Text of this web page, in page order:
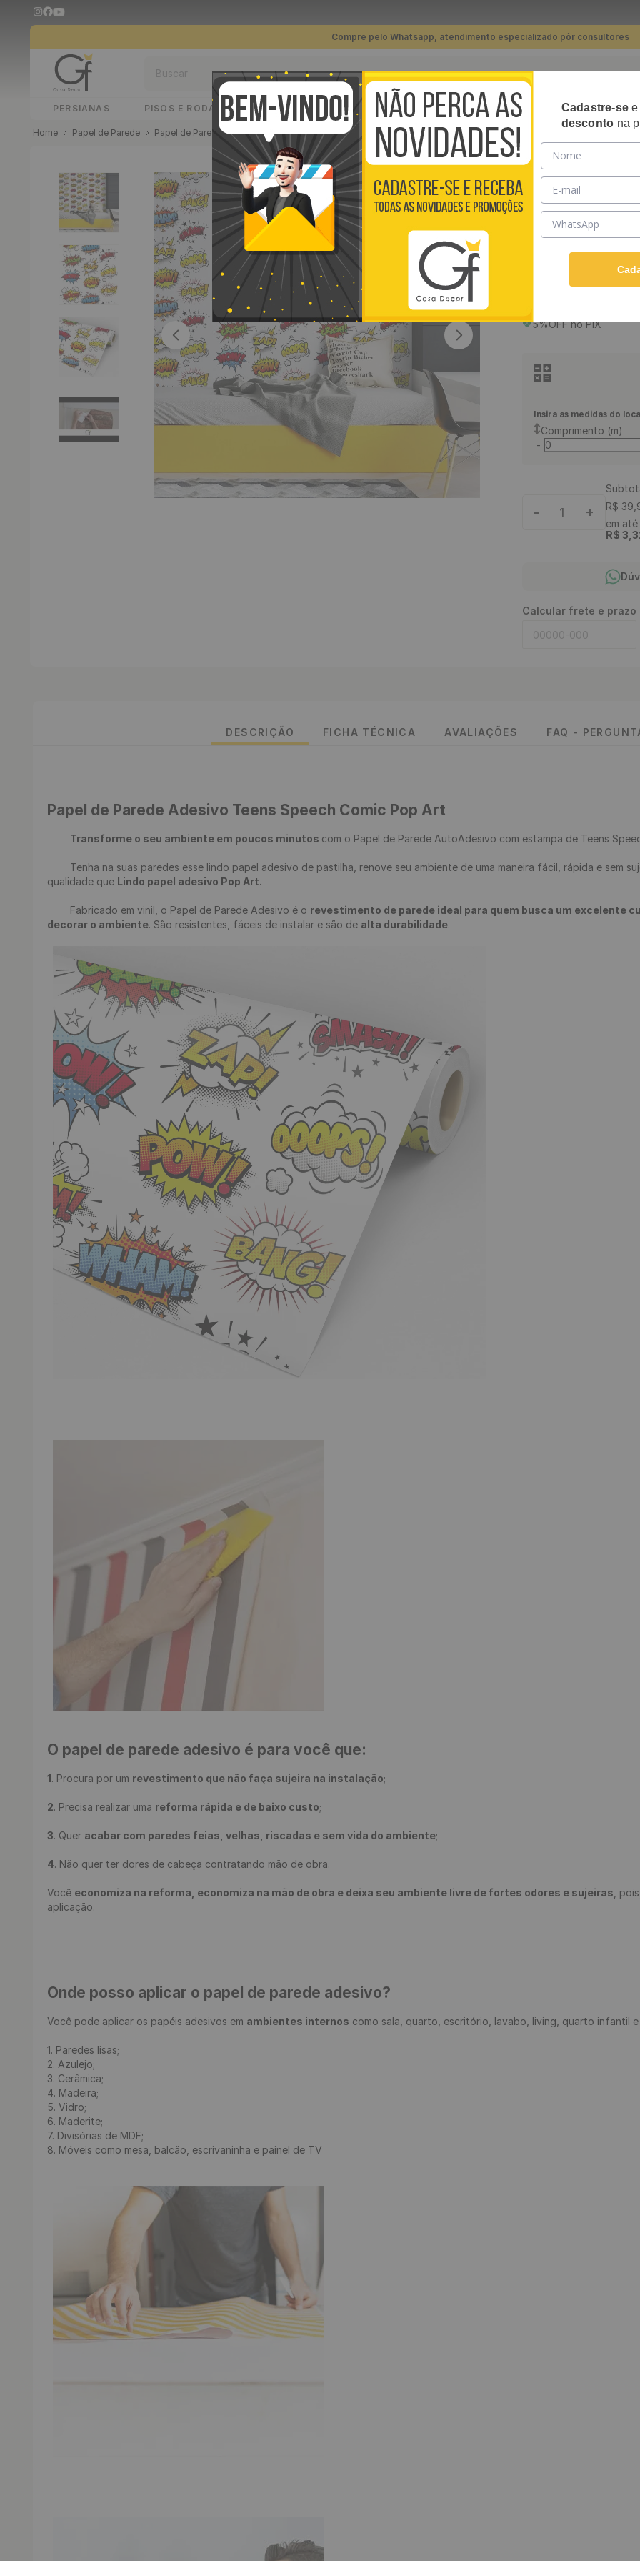
Compre pelo Whatsapp, atendimento especializado pôr consultores
PERSIANAS PISOS E RODAPÉS PAINÉIS RIPADOS PLACAS 3D PAPÉIS DE PAREDE
Papel de Parede Papel de Parede Adesivo Papel de Parede Adesivo Teens Speech Comic Pop Art - Medidas: 48 x 300 cm
PAPEL DE
ART - MEDIDAS:
Papel de Parede
Papel AutoColante e
Ver descrição completa
5%OFF no PIX
Insira as medidas do
Comprimento (m)
-
- 1 +
R$ 39
em até
R$ 3
Calcular frete e prazo
DESCRIÇÃO FICHA TÉCNICA AVALIAÇÕES FAQ -
Papel de Parede Adesivo Teens Speech Comic Pop Art
Transforme o seu ambiente em poucos minutos com o Papel de Parede AutoAdesivo com estampa de Teens
qualidade que Lindo papel adesivo Pop Art.
	Fabricado em vinil, o Papel de Parede Adesivo é o
revestimento de parede ideal para quem busca um excelente
decorar o ambiente. São resistentes, fáceis de instalar e são de alta durabilidade
O papel de parede adesivo é para você que:
1. Procura por um revestimento que não faça sujeira na instalação;
2. Precisa realizar uma reforma rápida e de baixo custo;
3. Quer acabar com paredes feias, velhas, riscadas e sem vida do ambiente;
4. Não quer ter dores de cabeça contratando mão de obra.
Você economiza na reforma, economiza na mão de obra e deixa seu ambiente livre de fortes odores e sujeiras ,
Onde posso aplicar o papel de parede adesivo?
Você pode aplicar os papéis adesivos em ambientes internos como sala, quarto, escritório, lavabo, living, quarto infantil
1. Paredes lisas;
2. Azulejo;
3. Cerâmica;
4. Madeira;
5. Vidro;
6. Maderite;
7. Divisórias de MDF;
8. Móveis como mesa, balcão, escrivaninha e painel de TV
TERMOS MAIS BUSCADOS
1º piso
2º banheiro
3º
cozinha
5º
º
papel parede
piso vinílico
9º rodapé
10º piso vinílico click
Cadastre-see
desconto na